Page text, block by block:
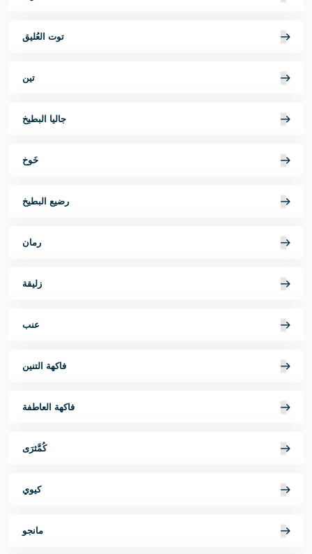
توت العُليق
تين
جاليا البطيخ
خَوخ
رضيع البطيخ
رمان
زليقة
عنب
فاكهة التنين
فاكهة العاطفة
كُمَّثرَى
كيوي
مانجو